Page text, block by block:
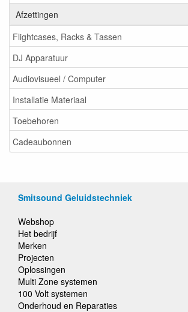
Afzettingen
Flightcases, Racks & Tassen
DJ Apparatuur
Audiovisueel / Computer
Installatie Materiaal
Toebehoren
Cadeaubonnen
Smitsound Geluidstechniek
Webshop
Het bedrijf
Merken
Projecten
Oplossingen
Multi Zone systemen
100 Volt systemen
Onderhoud en Reparaties